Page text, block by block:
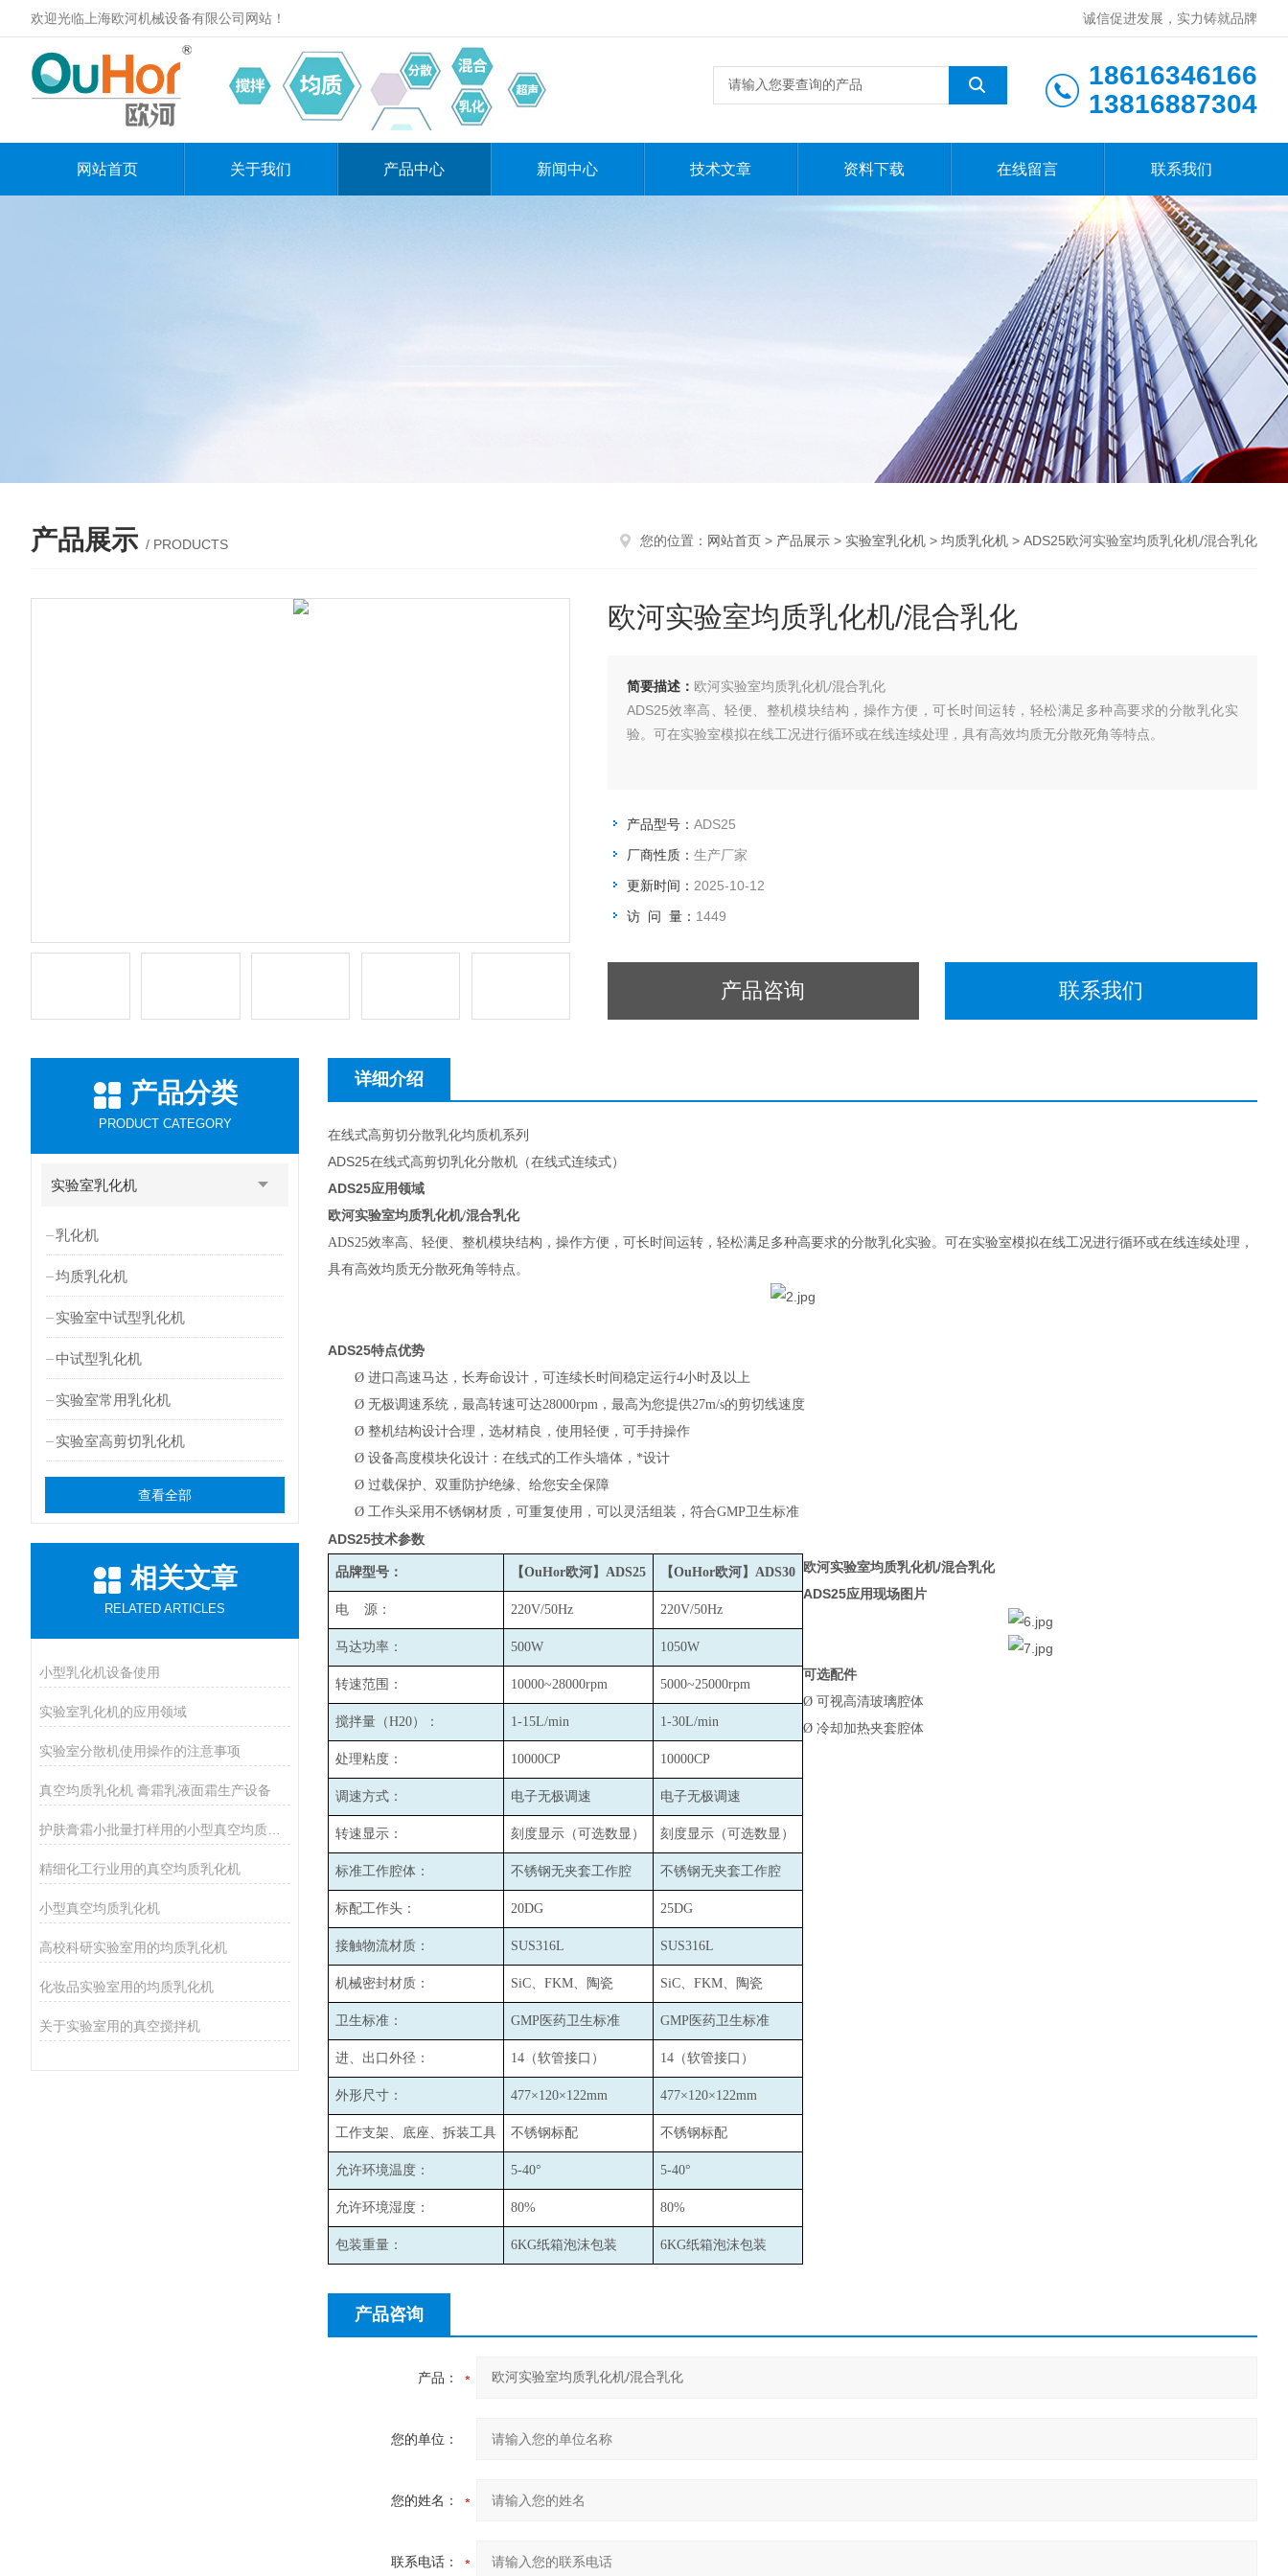
欢迎光临上海欧河机械设备有限公司网站！ 诚信促进发展，实力铸就品牌
18616346166
13816887304
网站首页 关于我们 产品中心 新闻中心 技术文章 资料下载 在线留言 联系我们
产品展示 / PRODUCTS 您的位置： 网站首页 > 产品展示 > 实验室乳化机 > 均质乳化机 > ADS25欧河实验室均质乳化机/混合乳化
欧河实验室均质乳化机/混合乳化
简要描述： 欧河实验室均质乳化机/混合乳化
ADS25效率高、轻便、整机模块结构，操作方便，可长时间运转，轻松满足多种高要求的分散乳化实
验。可在实验室模拟在线工况进行循环或在线连续处理，具有高效均质无分散死角等特点。
产品型号： ADS25
厂商性质： 生产厂家
更新时间： 2025-10-12
访 问 量： 1449
产品咨询 联系我们
产品分类
PRODUCT CATEGORY
实验室乳化机
乳化机
均质乳化机
实验室中试型乳化机
中试型乳化机
实验室常用乳化机
实验室高剪切乳化机
查看全部
相关文章
RELATED ARTICLES
小型乳化机设备使用
实验室乳化机的应用领域
实验室分散机使用操作的注意事项
真空均质乳化机 膏霜乳液面霜生产设备
精细化工行业用的真空均质乳化机
小型真空均质乳化机
高校科研实验室用的均质乳化机
化妆品实验室用的均质乳化机
关于实验室用的真空搅拌机
详细介绍
在线式高剪切分散乳化均质机系列
ADS25在线式高剪切乳化分散机（在线式连续式）
ADS25应用领域
欧河实验室均质乳化机/混合乳化
ADS25效率高、轻便、整机模块结构，操作方便，可长时间运转，轻松满足多种高要求的分散乳化实验。可在实验室模拟在线工况进行循环或在线连续处理，
具有高效均质无分散死角等特点。
ADS25特点优势
Ø 进口高速马达，长寿命设计，可连续长时间稳定运行4小时及以上
Ø 无极调速系统，最高转速可达28000rpm，最高为您提供27m/s的剪切线速度
Ø 整机结构设计合理，选材精良，使用轻便，可手持操作
Ø 设备高度模块化设计：在线式的工作头墙体，*设计
Ø 过载保护、双重防护绝缘、给您安全保障
Ø 工作头采用不锈钢材质，可重复使用，可以灵活组装，符合GMP卫生标准
ADS25技术参数
品牌型号： 【OuHor欧河】ADS25 【OuHor欧河】ADS30
电 源： 220V/50Hz 220V/50Hz
马达功率： 500W 1050W
转速范围： 10000~28000rpm 5000~25000rpm
搅拌量（H20）： 1-15L/min 1-30L/min
处理粘度： 10000CP 10000CP
调速方式： 电子无极调速 电子无极调速
转速显示： 刻度显示（可选数显） 刻度显示（可选数显）
标准工作腔体： 不锈钢无夹套工作腔 不锈钢无夹套工作腔
标配工作头： 20DG 25DG
接触物流材质： SUS316L SUS316L
机械密封材质： SiC、FKM、陶瓷 SiC、FKM、陶瓷
卫生标准： GMP 医药卫生标准 GMP 医药卫生标准
进、出口外径： 14 （软管接口） 14 （软管接口）
外形尺寸： 477×120×122mm 477×120×122mm
工作支架、底座、拆装工具 不锈钢标配 不锈钢标配
允许环境温度： 5-40° 5-40°
允许环境湿度： 80% 80%
包装重量： 6KG纸箱泡沫包装 6KG纸箱泡沫包装
欧河实验室均质乳化机/混合乳化
ADS25应用现场图片
可选配件
Ø 可视高清玻璃腔体
Ø 冷却加热夹套腔体
产品咨询
产品：
您的单位：
您的姓名：
联系电话：